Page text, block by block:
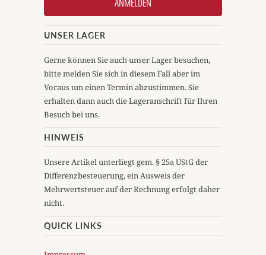
UNSER LAGER
Gerne können Sie auch unser Lager besuchen,
bitte melden Sie sich in diesem Fall aber im
Voraus um einen Termin abzustimmen. Sie
erhalten dann auch die Lageranschrift für Ihren
Besuch bei uns.
HINWEIS
Unsere Artikel unterliegt gem. § 25a UStG der
Differenzbesteuerung, ein Ausweis der
Mehrwertsteuer auf der Rechnung erfolgt daher
nicht.
QUICK LINKS